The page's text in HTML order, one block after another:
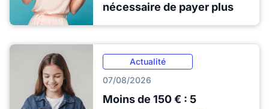
nécessaire de payer plus
Actualité
07/08/2026
Moins de 150 € : 5